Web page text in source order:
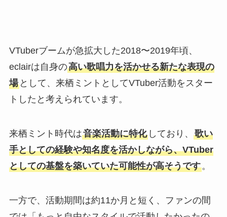
VTuberブームが急拡大した2018〜2019年頃、
eclairは自身の高い歌唱力を活かせる新たな表現の
場として、来栖ミントとしてVTuber活動をスター
トしたと考えられています。
来栖ミント時代は音楽活動に特化しており、 歌い
手としての経験や知名度を活かしながら、VTuber
としての基盤を築いていた可能性が高そうです。
一方で、活動期間は約11か月と短く、ファンの間